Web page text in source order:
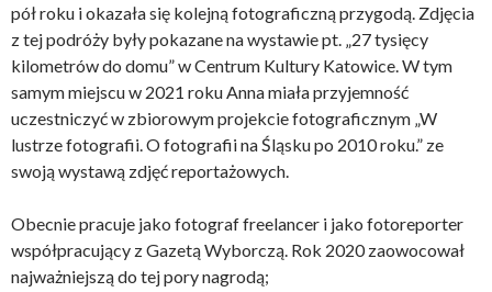
pół roku i okazała się kolejną fotograficzną przygodą. Zdjęcia
z tej podróży były pokazane na wystawie pt. „27 tysięcy
kilometrów do domu” w Centrum Kultury Katowice. W tym
samym miejscu w 2021 roku Anna miała przyjemność
uczestniczyć w zbiorowym projekcie fotograficznym „W
lustrze fotografii. O fotografii na Śląsku po 2010 roku.” ze
swoją wystawą zdjęć reportażowych.
Obecnie pracuje jako fotograf freelancer i jako fotoreporter
współpracujący z Gazetą Wyborczą. Rok 2020 zaowocował
najważniejszą do tej pory nagrodą;